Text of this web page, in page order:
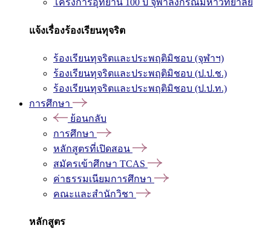
โครงการอุทยาน 100 ปี จุฬาลงกรณ์มหาวิทยาลัย
แจ้งเรื่องร้องเรียนทุจริต
ร้องเรียนทุจริตและประพฤติมิชอบ (จุฬาฯ)
ร้องเรียนทุจริตและประพฤติมิชอบ (ป.ป.ช.)
ร้องเรียนทุจริตและประพฤติมิชอบ (ป.ป.ท.)
การศึกษา
ย้อนกลับ
การศึกษา
หลักสูตรที่เปิดสอน
สมัครเข้าศึกษา TCAS
ค่าธรรมเนียมการศึกษา
คณะและสำนักวิชา
หลักสูตร